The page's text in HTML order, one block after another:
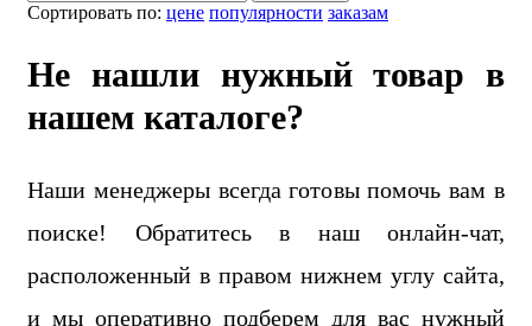
Сортировать по: цене популярности заказам
Не нашли нужный товар в
нашем каталоге?
Наши менеджеры всегда готовы помочь вам в
поиске! Обратитесь в наш онлайн-чат,
расположенный в правом нижнем углу сайта,
и мы оперативно подберем для вас нужный